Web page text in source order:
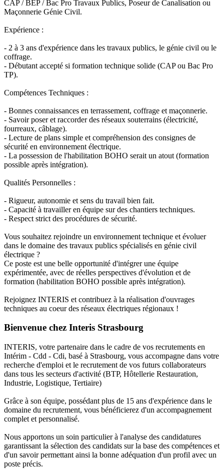
CAP / BEP / Bac Pro Travaux Publics, Poseur de Canalisation ou
Maçonnerie Génie Civil.
Expérience :
- 2 à 3 ans d'expérience dans les travaux publics, le génie civil ou le
coffrage.
- Débutant accepté si formation technique solide (CAP ou Bac Pro
TP).
Compétences Techniques :
- Bonnes connaissances en terrassement, coffrage et maçonnerie.
- Savoir poser et raccorder des réseaux souterrains (électricité,
fourreaux, câblage).
- Lecture de plans simple et compréhension des consignes de
sécurité en environnement électrique.
- La possession de l'habilitation BOHO serait un atout (formation
possible après intégration).
Qualités Personnelles :
- Rigueur, autonomie et sens du travail bien fait.
- Capacité à travailler en équipe sur des chantiers techniques.
- Respect strict des procédures de sécurité.
Vous souhaitez rejoindre un environnement technique et évoluer
dans le domaine des travaux publics spécialisés en génie civil
électrique ?
Ce poste est une belle opportunité d'intégrer une équipe
expérimentée, avec de réelles perspectives d'évolution et de
formation (habilitation BOHO possible après intégration).
Rejoignez INTERIS et contribuez à la réalisation d'ouvrages
techniques au coeur des réseaux électriques régionaux !
Bienvenue chez Interis Strasbourg
INTERIS, votre partenaire dans le cadre de vos recrutements en
Intérim - Cdd - Cdi, basé à Strasbourg, vous accompagne dans votre
recherche d'emploi et le recrutement de vos futurs collaborateurs
dans tous les secteurs d'activité (BTP, Hôtellerie Restauration,
Industrie, Logistique, Tertiaire)
Grâce à son équipe, possédant plus de 15 ans d'expérience dans le
domaine du recrutement, vous bénéficierez d'un accompagnement
complet et personnalisé.
Nous apportons un soin particulier à l'analyse des candidatures
garantissant la sélection des candidats sur la base des compétences et
d'un savoir permettant ainsi la bonne adéquation d'un profil avec un
poste précis.